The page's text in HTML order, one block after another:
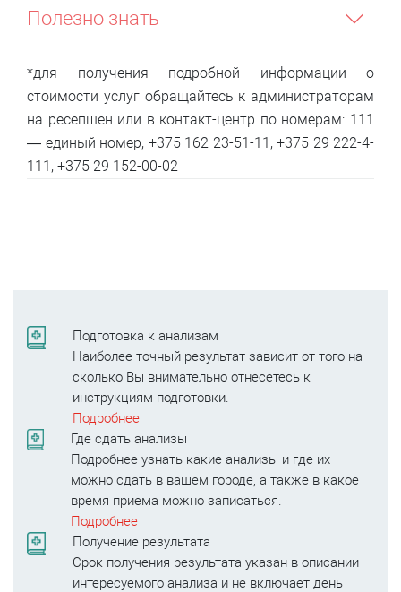
Полезно знать
*для получения подробной информации о
стоимости услуг обращайтесь к администраторам
на ресепшен или в контакт-центр по номерам: 111
— единый номер, +375 162 23-51-11, +375 29 222-4-
111, +375 29 152-00-02
Подготовка к анализам
Наиболее точный результат зависит от того на
сколько Вы внимательно отнесетесь к
инструкциям подготовки.
Подробнее
Где сдать анализы
Подробнее узнать какие анализы и где их
можно сдать в вашем городе, а также в какое
время приема можно записаться.
Подробнее
Получение результата
Срок получения результата указан в описании
интересуемого анализа и не включает день